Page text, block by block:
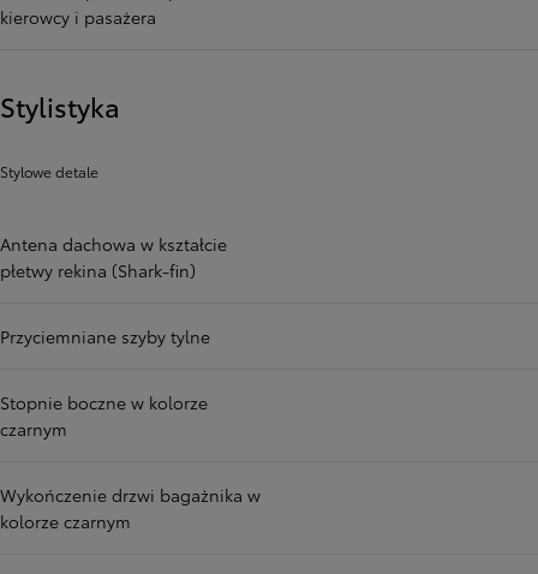
kierowcy i pasażera
Stylistyka
Stylowe detale
Antena dachowa w kształcie
płetwy rekina (Shark-fin)
Przyciemniane szyby tylne
Stopnie boczne w kolorze
czarnym
Wykończenie drzwi bagażnika w
kolorze czarnym